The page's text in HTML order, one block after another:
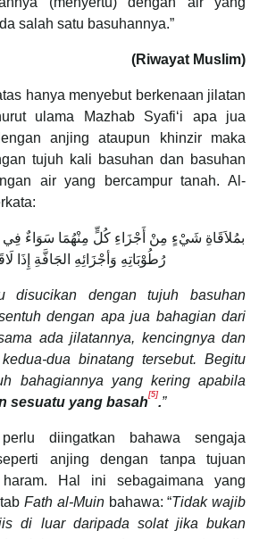
salah satu basuhannya.”
(Riwayat Muslim)
hanya menyebut berkenaan jilatan
ulama Mazhab Syafi‘i apa jua
anjing ataupun khinzir maka
tujuh kali basuhan dan basuhan
air yang bercampur tanah. Al-
بمُلاَقَاةِ شَيْءٍ مِنْ أَجْزَاءِ كُلٍّ مِنْهُمَا سَوَاءٌ فِي
رُطُوْبَاتِهِ وَأجْزَائِهِ الجَافَّةِ إِذَا
disucikan dengan tujuh basuhan
dengan apa jua bahagian dari
ada jilatannya, kencingnya dan
dua binatang tersebut. Begitu
bahagiannya yang kering apabila
sesuatu yang basah[5].”
diingatkan bahawa sengaja
anjing dengan tanpa tujuan
Hal ini sebagaimana yang
Fath al-Muinbahawa: “Tidak wajib
di luar daripada solat jika bukan